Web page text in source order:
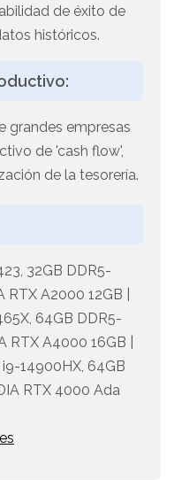
de éxito de
históricos.
grandes empresas
de 'cash flow',
de la tesorería.
32GB DDR5-
A2000 12GB |
64GB DDR5-
RTX A4000 16GB |
i9-14900HX, 64GB
RTX 4000 Ada